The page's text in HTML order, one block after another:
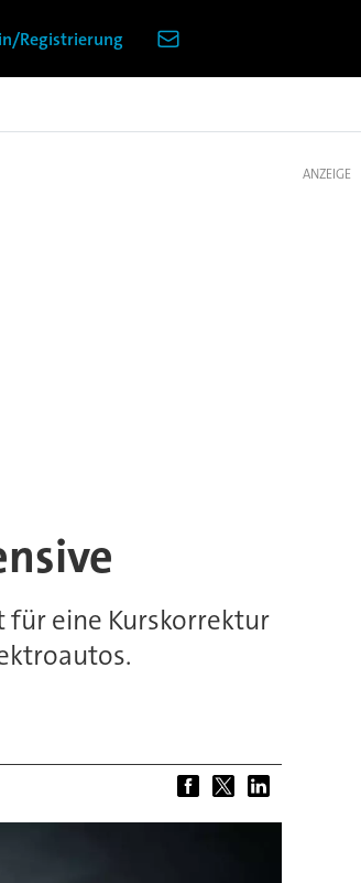
Registrierung
für eine Kurskorrektur
ANZEIGE